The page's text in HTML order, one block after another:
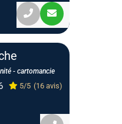
- cartomancie
5/5 (16 avis)